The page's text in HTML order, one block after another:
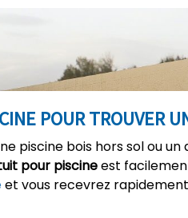
POUR TROUVER
piscine bois hors sol ou
pour piscineest
et vous recevrez